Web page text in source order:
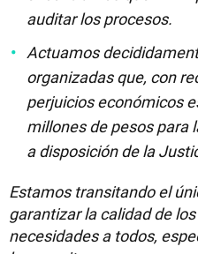
auditar los procesos.
Actuamos
organizadas que, con
perjuicios económicos
millones de pesos para
a disposición de la
Estamos transitando el
garantizar la calidad de
necesidades a todos,